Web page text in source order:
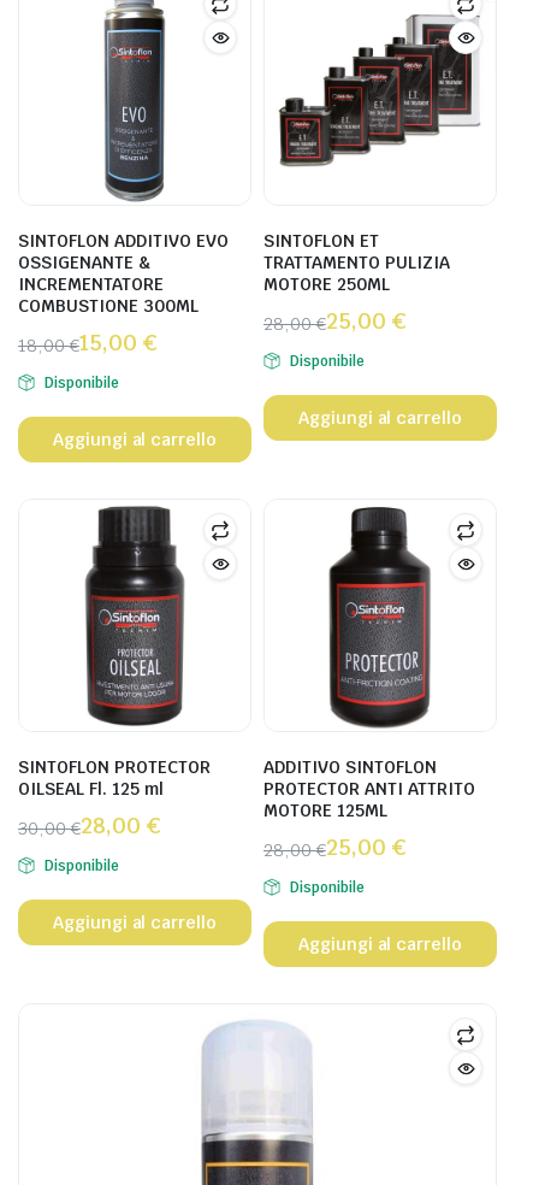
SINTOFLON ADDITIVO EVO
OSSIGENANTE &
INCREMENTATORE
COMBUSTIONE 300ML
18,00€15,00 €
Disponibile
Aggiungi al carrello
SINTOFLON ET
TRATTAMENTO PULIZIA
MOTORE 250ML
28,00€25,00 €
Disponibile
Aggiungi al carrello
SINTOFLON PROTECTOR
OILSEAL Fl. 125 ml
30,00€28,00 €
Disponibile
Aggiungi al carrello
ADDITIVO SINTOFLON
PROTECTOR ANTI ATTRITO
MOTORE 125ML
28,00€25,00 €
Disponibile
Aggiungi al carrello